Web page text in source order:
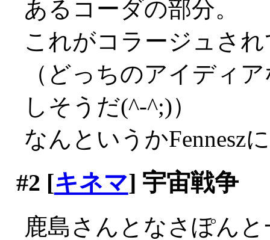
あるコーダの部分。
これがコラージュさ
（どっちのアイディ
しそうだ(^-^;)）
なんというかFennesz
#2 [キネマ] 宇宙戦争
鹿島さんとなさぽん